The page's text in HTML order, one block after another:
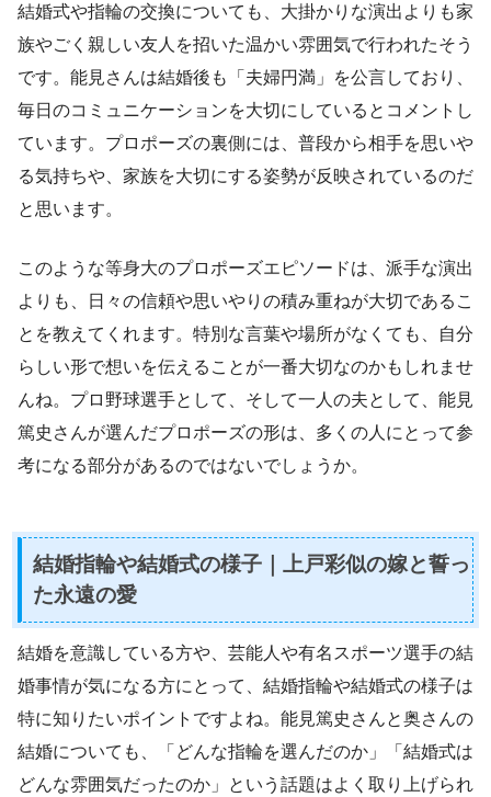
結婚式や指輪の交換についても、大掛かりな演出よりも家
族やごく親しい友人を招いた温かい雰囲気で行われたそう
です。能見さんは結婚後も「夫婦円満」を公言しており、
毎日のコミュニケーションを大切にしているとコメントし
ています。プロポーズの裏側には、普段から相手を思いや
る気持ちや、家族を大切にする姿勢が反映されているのだ
と思います。
このような等身大のプロポーズエピソードは、派手な演出
よりも、日々の信頼や思いやりの積み重ねが大切であるこ
とを教えてくれます。特別な言葉や場所がなくても、自分
らしい形で想いを伝えることが一番大切なのかもしれませ
んね。プロ野球選手として、そして一人の夫として、能見
篤史さんが選んだプロポーズの形は、多くの人にとって参
考になる部分があるのではないでしょうか。
結婚指輪や結婚式の様子｜上戸彩似の嫁と誓っ
た永遠の愛
結婚を意識している方や、芸能人や有名スポーツ選手の結
婚事情が気になる方にとって、結婚指輪や結婚式の様子は
特に知りたいポイントですよね。能見篤史さんと奥さんの
結婚についても、「どんな指輪を選んだのか」「結婚式は
どんな雰囲気だったのか」という話題はよく取り上げられ